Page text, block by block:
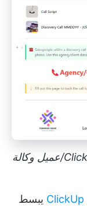
قالب مستند اكتشاف العميل/وكالة ClickUp/عميل وكالة
يبسط